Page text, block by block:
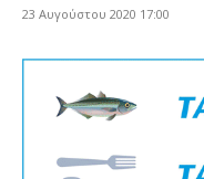
23 Αυγούστου 2020 17:00